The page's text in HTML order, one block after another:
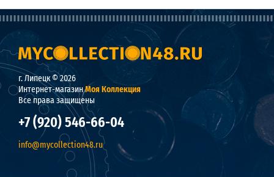
г. Липецк © 2026
Интернет-магазинМоя Коллекция
Все права защищены
+7 (920) 546-66-04
info@mycollection48.ru